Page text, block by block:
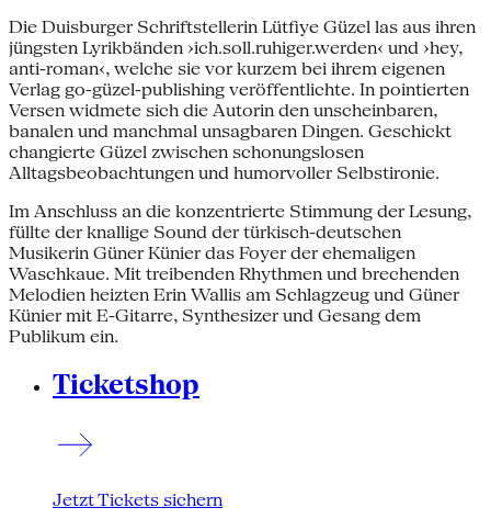
Die Duisburger Schriftstellerin Lütfiye Güzel las aus ihren
jüngsten Lyrikbänden ›ich.soll.ruhiger.werden‹ und ›hey,
anti-roman‹, welche sie vor kurzem bei ihrem eigenen
Verlag go-güzel-publishing veröffentlichte. In pointierten
Versen widmete sich die Autorin den unscheinbaren,
banalen und manchmal unsagbaren Dingen. Geschickt
changierte Güzel zwischen schonungslosen
Alltagsbeobachtungen und humorvoller Selbstironie.
Im Anschluss an die konzentrierte Stimmung der Lesung,
füllte der knallige Sound der türkisch-deutschen
Musikerin Güner Künier das Foyer der ehemaligen
Waschkaue. Mit treibenden Rhythmen und brechenden
Melodien heizten Erin Wallis am Schlagzeug und Güner
Künier mit E-Gitarre, Synthesizer und Gesang dem
Publikum ein.
Ticketshop
Jetzt Tickets sichern